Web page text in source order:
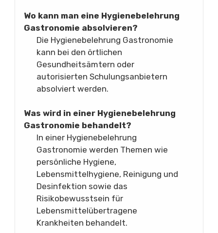
Wo kann man eine Hygienebelehrung
Gastronomie absolvieren?
Die Hygienebelehrung Gastronomie
kann bei den örtlichen
Gesundheitsämtern oder
autorisierten Schulungsanbietern
absolviert werden.
Was wird in einer Hygienebelehrung
Gastronomie behandelt?
In einer Hygienebelehrung
Gastronomie werden Themen wie
persönliche Hygiene,
Lebensmittelhygiene, Reinigung und
Desinfektion sowie das
Risikobewusstsein für
Lebensmittelübertragene
Krankheiten behandelt.